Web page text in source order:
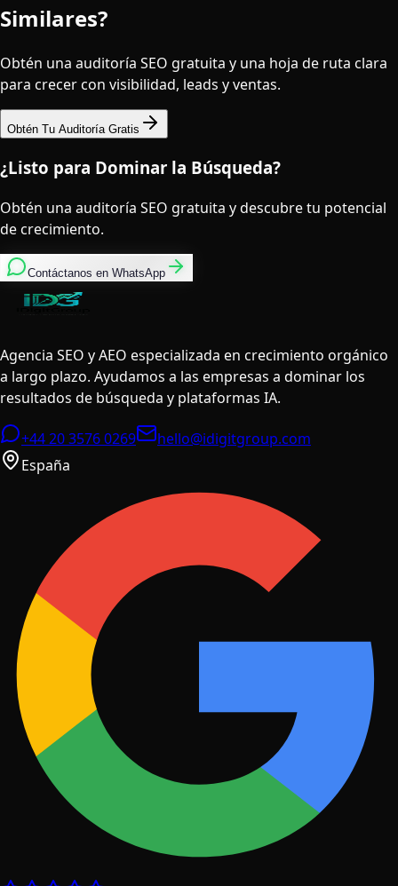
Similares?
Obtén una auditoría SEO gratuita y una hoja de ruta clara
para crecer con visibilidad, leads y ventas.
Obtén Tu Auditoría Gratis
¿Listo para Dominar la Búsqueda?
Obtén una auditoría SEO gratuita y descubre tu potencial
de crecimiento.
Contáctanos en WhatsApp
Agencia SEO y AEO especializada en crecimiento orgánico
a largo plazo. Ayudamos a las empresas a dominar los
resultados de búsqueda y plataformas IA.
+44 20 3576 0269
hello@idigitgroup.com
España